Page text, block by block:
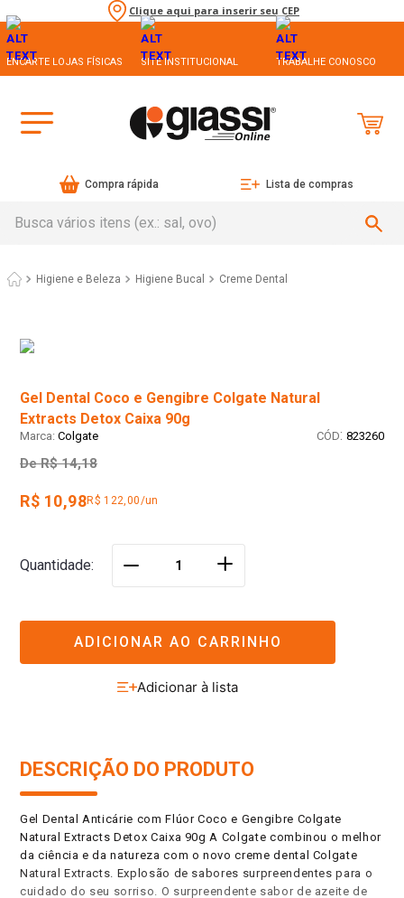
Clique aqui para inserir seu CEP
ENCARTE LOJAS FÍSICAS SITE INSTITUCIONAL TRABALHE CONOSCO
Compra rápida Lista de compras
Higiene e Beleza Higiene Bucal Creme Dental
Gel Dental Coco e Gengibre Colgate Natural
Extracts Detox Caixa 90g
Colgate : 823260
De R$ 14,18
R$ 10,98R$ 122,00/un
Quantidade ＋
ADICIONAR AO CARRINHO
DESCRIÇÃO DO PRODUTO
Gel Dental Anticárie com Flúor Coco e Gengibre Colgate
Natural Extracts Detox Caixa 90g A Colgate combinou o melhor
da ciência e da natureza com o novo creme dental Colgate
Natural Extracts. Explosão de sabores surpreendentes para o
cuidado do seu sorriso. O surpreendente sabor de azeite de